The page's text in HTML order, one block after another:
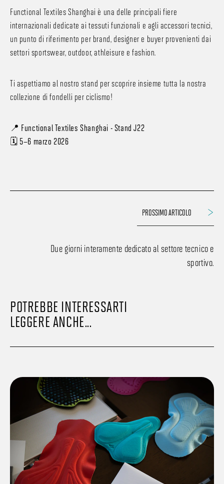
Functional Textiles Shanghai è una delle principali fiere
internazionali dedicate ai tessuti funzionali e agli accessori tecnici,
un punto di riferimento per brand, designer e buyer provenienti dai
settori sportswear, outdoor, athleisure e fashion.
Ti aspettiamo al nostro stand per scoprire insieme tutta la nostra
collezione di fondelli per ciclismo!
📍 Functional Textiles Shanghai - Stand J22
🗓️ 5–6 marzo 2026
PROSSIMO ARTICOLO
Due giorni interamente dedicato al settore tecnico e
sportivo.
POTREBBE INTERESSARTI
LEGGERE ANCHE...